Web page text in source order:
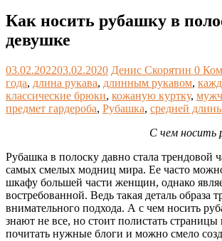
Как носить рубашку в
девушке
03.02.202203.02.2020 Денис Скорятин 0
года, длина рукава, длинным рукавом,
классические брюки, кожаную куртку,
предмет гардероба, Рубашка, средней
С чем носить
Рубашка в полоску давно стала трендовой
самых смелых модниц мира. Ее часто
шкафу большей части женщин, однако
востребованной. Ведь такая деталь образа
внимательного подхода. А с чем носить
знают не все, но стоит полистать страницы
почитать нужные блоги и можно смело